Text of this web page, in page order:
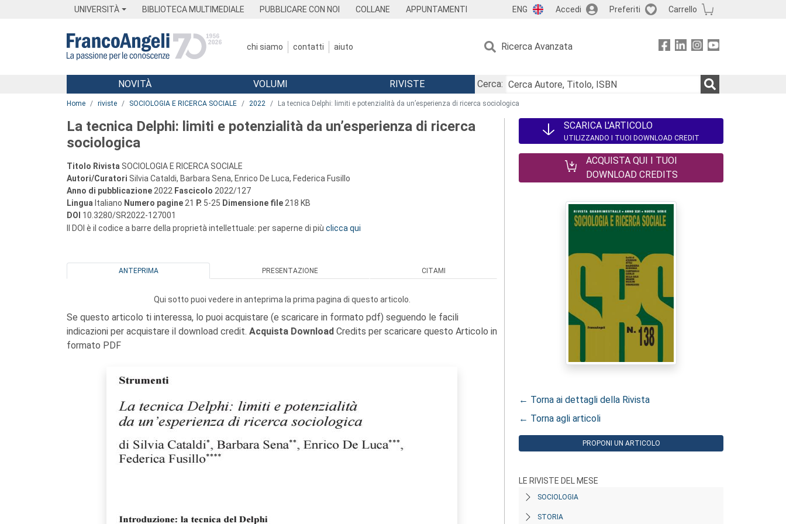
UNIVERSITÀ BIBLIOTECA MULTIMEDIALE PUBBLICARE CON NOI COLLANE APPUNTAMENTI ENG Accedi Preferiti Carrello
chi siamo contatti aiuto Ricerca Avanzata
Menu
NOVITÀ VOLUMI RIVISTE
Cerca:
Home riviste SOCIOLOGIA E RICERCA SOCIALE 2022 La tecnica Delphi: limiti e potenzialità da un’esperienza di ricerca sociologica
La tecnica Delphi: limiti e potenzialità da un’esperienza di ricerca
sociologica
Titolo Rivista SOCIOLOGIA E RICERCA SOCIALE
Autori/Curatori Silvia Cataldi, Barbara Sena, Enrico De Luca, Federica Fusillo
Anno di pubblicazione 2022 Fascicolo 2022/127
Lingua Italiano Numero pagine 21 P. 5-25 Dimensione file 218 KB
DOI 10.3280/SR2022-127001
Il DOI è il codice a barre della proprietà intellettuale: per saperne di più clicca qui
ANTEPRIMA PRESENTAZIONE CITAMI
Qui sotto puoi vedere in anteprima la prima pagina di questo articolo.
Se questo articolo ti interessa, lo puoi acquistare (e scaricare in formato pdf) seguendo le facili
indicazioni per acquistare il download credit. Acquista Download Credits per scaricare questo Articolo in
formato PDF
SCARICA L'ARTICOLO
UTILIZZANDO I TUOI DOWNLOAD CREDIT
ACQUISTA QUI I TUOI
DOWNLOAD CREDITS
← Torna ai dettagli della Rivista
← Torna agli articoli
PROPONI UN ARTICOLO
LE RIVISTE DEL MESE
SOCIOLOGIA
STORIA